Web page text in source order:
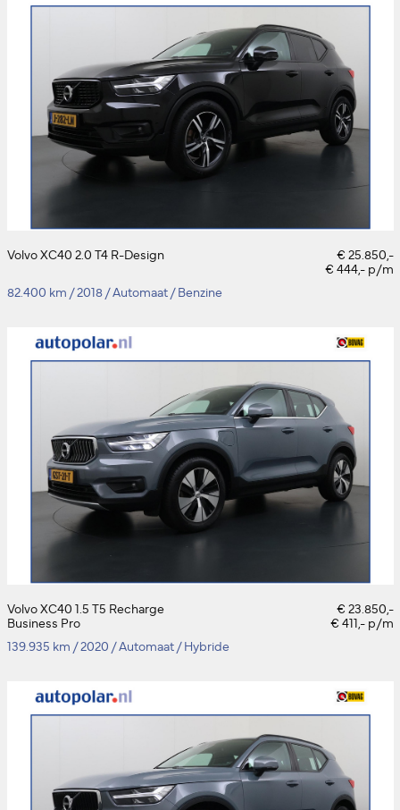
Volvo XC40 2.0 T4 R-Design
€ 25.850,-
€ 444,- p/m
82.400 km /2018 /Automaat /Benzine
Volvo XC40 1.5 T5 Recharge
Business Pro
€ 23.850,-
€ 411,- p/m
139.935 km /2020 /Automaat /Hybride